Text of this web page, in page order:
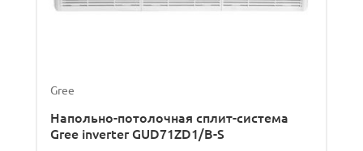
Gree
Напольно-потолочная сплит-система
Gree inverter GUD71ZD1/B-S